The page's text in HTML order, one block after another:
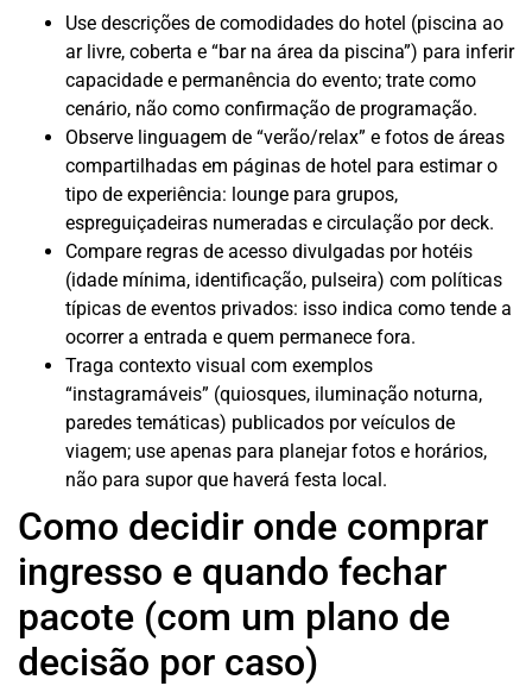
Use descrições de comodidades do hotel (piscina ao
ar livre, coberta e “bar na área da piscina”) para inferir
capacidade e permanência do evento; trate como
cenário, não como confirmação de programação.
Observe linguagem de “verão/relax” e fotos de áreas
compartilhadas em páginas de hotel para estimar o
tipo de experiência: lounge para grupos,
espreguiçadeiras numeradas e circulação por deck.
Compare regras de acesso divulgadas por hotéis
(idade mínima, identificação, pulseira) com políticas
típicas de eventos privados: isso indica como tende a
ocorrer a entrada e quem permanece fora.
Traga contexto visual com exemplos
“instagramáveis” (quiosques, iluminação noturna,
paredes temáticas) publicados por veículos de
viagem; use apenas para planejar fotos e horários,
não para supor que haverá festa local.
Como decidir onde comprar
ingresso e quando fechar
pacote (com um plano de
decisão por caso)